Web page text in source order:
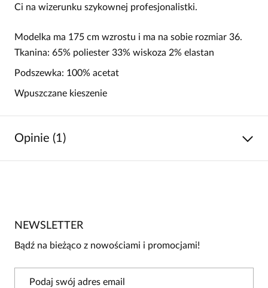
Ci na wizerunku szykownej profesjonalistki.
Modelka ma 175 cm wzrostu i ma na sobie rozmiar 36.
Tkanina: 65% poliester 33% wiskoza 2% elastan
Podszewka: 100% acetat
Wpuszczane kieszenie
Opinie (1)
4
3
1
0
NEWSLETTER
Bądź na bieżąco z nowościami i promocjami!